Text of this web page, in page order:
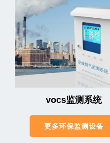
vocs监测系统
更多环保监测设备